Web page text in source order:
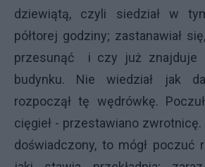
dziewiątą, czyli siedział w
półtorej godziny; zastanawiał
przesunąć i czy już znajduje
budynku. Nie wiedział jak
rozpoczął tę wędrówkę.
cięgieł - przestawiano
doświadczony, to mógł poczuć